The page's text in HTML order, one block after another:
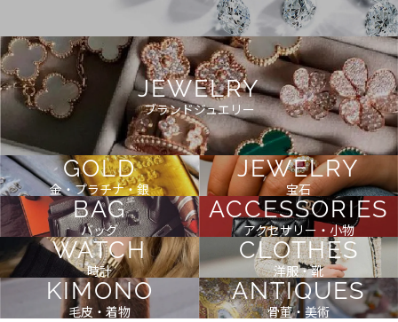
JEWELRY
ブランドジュエリー
GOLD
金・プラチナ・銀
JEWELRY
宝石
BAG
バッグ
ACCESSORIES
アクセサリー・小物
WATCH
時計
CLOTHES
洋服・靴
KIMONO
毛皮・着物
ANTIQUES
骨董・美術